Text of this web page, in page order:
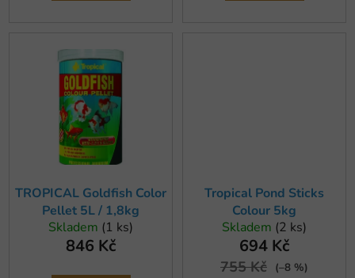
TROPICAL Goldfish Color
Pellet 5L / 1,8kg
Skladem (1 ks)
846 Kč
Tropical Pond Sticks
Colour 5kg
Skladem (2 ks)
694 Kč
755 Kč (–8 %)